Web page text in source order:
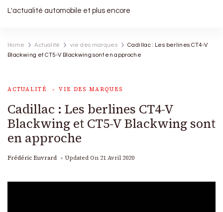
L'actualité automobile et plus encore
Home Actualité vie des marques
Cadillac : Les berlines CT4-V
Blackwing et CT5-V Blackwing sont en approche
ACTUALITÉ VIE DES MARQUES
Cadillac : Les berlines CT4-V
Blackwing et CT5-V Blackwing sont
en approche
Frédéric Euvrard Updated On 21 Avril 2020